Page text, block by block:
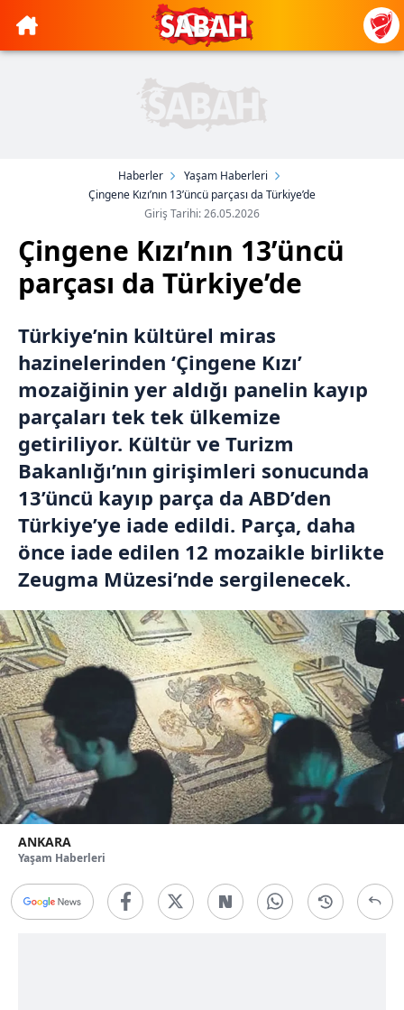
Haberler
Yaşam Haberleri
Çingene Kızı’nın 13’üncü parçası da Türkiye’de
Giriş Tarihi: 26.05.2026
Çingene Kızı’nın 13’üncü
parçası da Türkiye’de
Türkiye’nin kültürel miras
hazinelerinden ‘Çingene Kızı’
mozaiğinin yer aldığı panelin kayıp
parçaları tek tek ülkemize
getiriliyor. Kültür ve Turizm
Bakanlığı’nın girişimleri sonucunda
13’üncü kayıp parça da ABD’den
Türkiye’ye iade edildi. Parça, daha
önce iade edilen 12 mozaikle birlikte
Zeugma Müzesi’nde sergilenecek.
ANKARA
Yaşam Haberleri